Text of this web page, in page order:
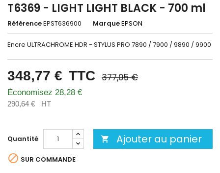
T6369 - LIGHT LIGHT BLACK - 700 ml
RéférenceEPST636900 MarqueEPSON
Encre ULTRACHROME HDR - STYLUS PRO 7890 / 7900 / 9890 / 9900
348,77 € TTC 377,05 €
Économisez 28,28 €
290,64 € HT
Quantité  Ajouter au panier
 SUR COMMANDE